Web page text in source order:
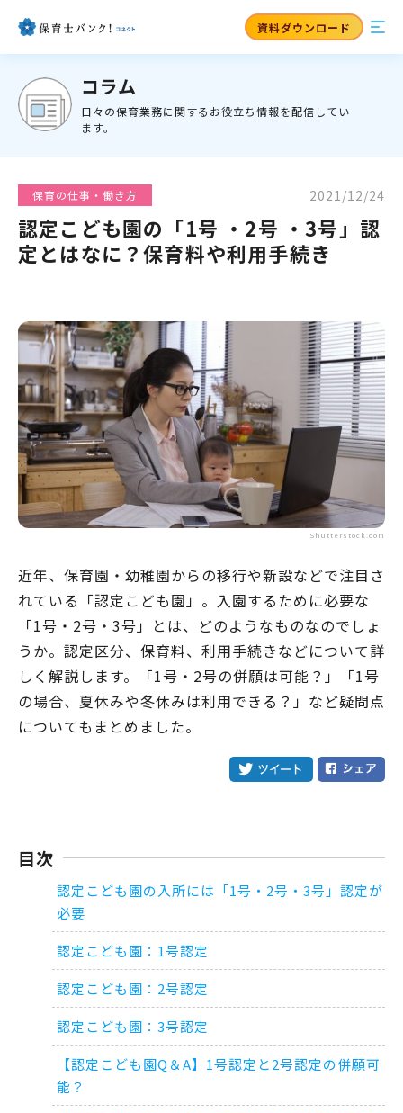
資料ダウンロード
コラム
日々の保育業務に関するお役立ち情報を配信してい
ます。
保育の仕事・働き方 2021/12/24
認定こども園の「1号 ・2号 ・3号」認
定とはなに？保育料や利用手続き
Shutterstock.com
近年、保育園・幼稚園からの移行や新設などで注目さ
れている「認定こども園」。入園するために必要な
「1号・2号・3号」とは、どのようなものなのでしょ
うか。認定区分、保育料、利用手続きなどについて詳
しく解説します。「1号・2号の併願は可能？」「1号
の場合、夏休みや冬休みは利用できる？」など疑問点
についてもまとめました。
目次
認定こども園の入所には「1号・2号・3号」認定が
必要
認定こども園：1号認定
認定こども園：2号認定
認定こども園：3号認定
【認定こども園Q＆A】1号認定と2号認定の併願可
能？